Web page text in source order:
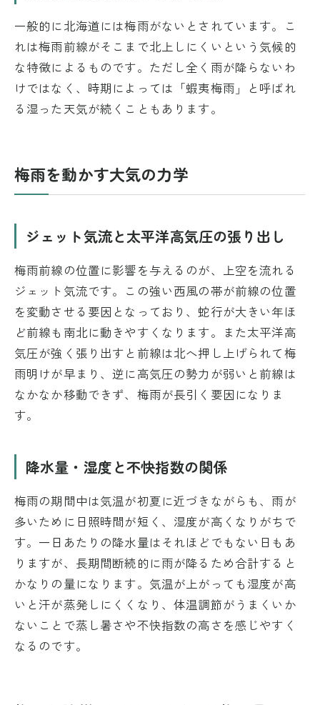
一般的に北海道には梅雨がないとされています。こ
れは梅雨前線がそこまで北上しにくいという気候的
な特徴によるものです。ただし全く雨が降らないわ
けではなく、時期によっては「蝦夷梅雨」と呼ばれ
る湿った天気が続くこともあります。
梅雨を動かす大気の力学
ジェット気流と太平洋高気圧の張り出し
梅雨前線の位置に影響を与えるのが、上空を流れる
ジェット気流です。この強い西風の帯が前線の位置
を変動させる要因となっており、蛇行が大きい年ほ
ど前線も南北に動きやすくなります。また太平洋高
気圧が強く張り出すと前線は北へ押し上げられて梅
雨明けが早まり、逆に高気圧の勢力が弱いと前線は
なかなか移動できず、梅雨が長引く要因になりま
す。
降水量・湿度と不快指数の関係
梅雨の期間中は気温が初夏に近づきながらも、雨が
多いために日照時間が短く、湿度が高くなりがちで
す。一日あたりの降水量はそれほどでもない日もあ
りますが、長期間断続的に雨が降るため合計すると
かなりの量になります。気温が上がっても湿度が高
いと汗が蒸発しにくくなり、体温調節がうまくいか
ないことで蒸し暑さや不快指数の高さを感じやすく
なるのです。